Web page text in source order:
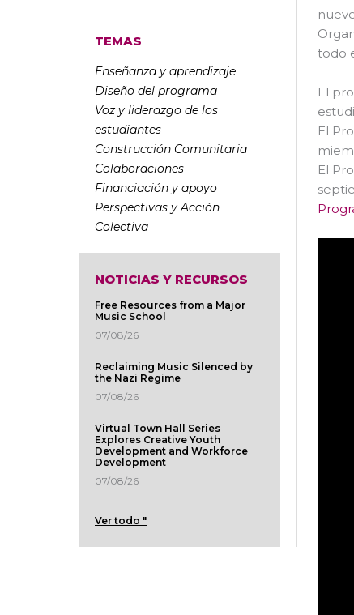
TEMAS
Enseñanza y aprendizaje
Diseño del programa
Voz y liderazgo de los
estudiantes
Construcción Comunitaria
Colaboraciones
Financiación y apoyo
Perspectivas y Acción
Colectiva
NOTICIAS Y RECURSOS
Free Resources from a Major
Music School
07/08/26
Reclaiming Music Silenced by
the Nazi Regime
07/08/26
Virtual Town Hall Series
Explores Creative Youth
Development and Workforce
Development
07/08/26
Ver todo "
todo
El
El
El